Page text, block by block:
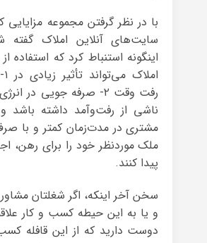
با در نظر گرفتن مجموعه مزایایی
سایت‌های آنلاین املاک
اینگونه استنباط کرد که استفاده
رفت وقت ۲- صرفه جویی در
ناشی از رفت‌وآمد داشته
مشتری در مدت‌زمان کمتر و با
ملک موردنظر خود را برای رهن،
پیدا کنند.
سخن آخر اینکه، اگر شغلتان
و یا به این حیطه کسب و کار
دوست دارید که از این قافله